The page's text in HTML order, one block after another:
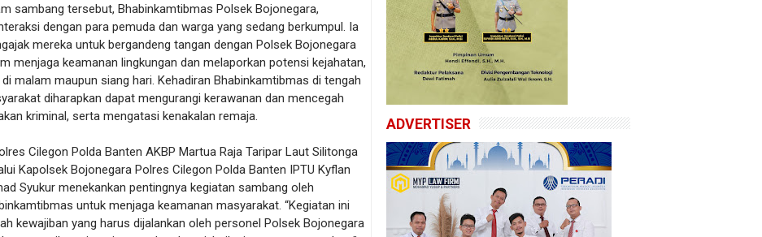
sambang tersebut, Bhabinkamtibmas Polsek Bojonegara,
dengan para pemuda dan warga yang sedang berkumpul. Ia
mereka untuk bergandeng tangan dengan Polsek Bojonegara
menjaga keamanan lingkungan dan melaporkan potensi kejahatan,
di malam maupun siang hari. Kehadiran Bhabinkamtibmas di tengah
diharapkan dapat mengurangi kerawanan dan mencegah
kriminal, serta mengatasi kenakalan remaja.
Cilegon Polda Banten AKBP Martua Raja Taripar Laut Silitonga
Kapolsek Bojonegara Polres Cilegon Polda Banten IPTU Kyflan
Syukur menekankan pentingnya kegiatan sambang oleh
untuk menjaga keamanan masyarakat. “Kegiatan ini
kewajiban yang harus dijalankan oleh personel Polsek Bojonegara
ADVERTISER